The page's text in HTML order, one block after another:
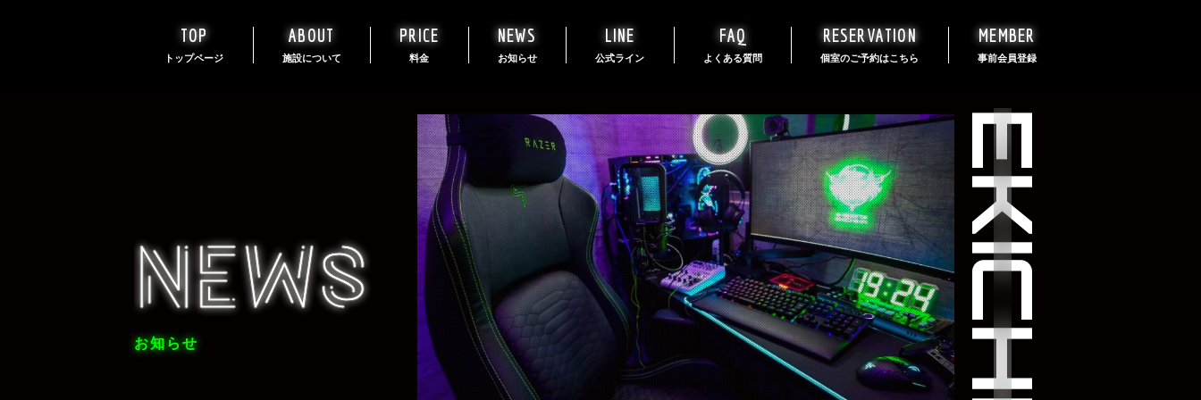
TOP
トップページ
ABOUT
施設について
PRICE
料金
NEWS
お知らせ
LINE
公式ライン
FAQ
よくある質問
RESERVATION
個室のご予約はこちら
MEMBER
事前会員登録
NEWS
NEWS
NEWS
NEWS
お知らせ